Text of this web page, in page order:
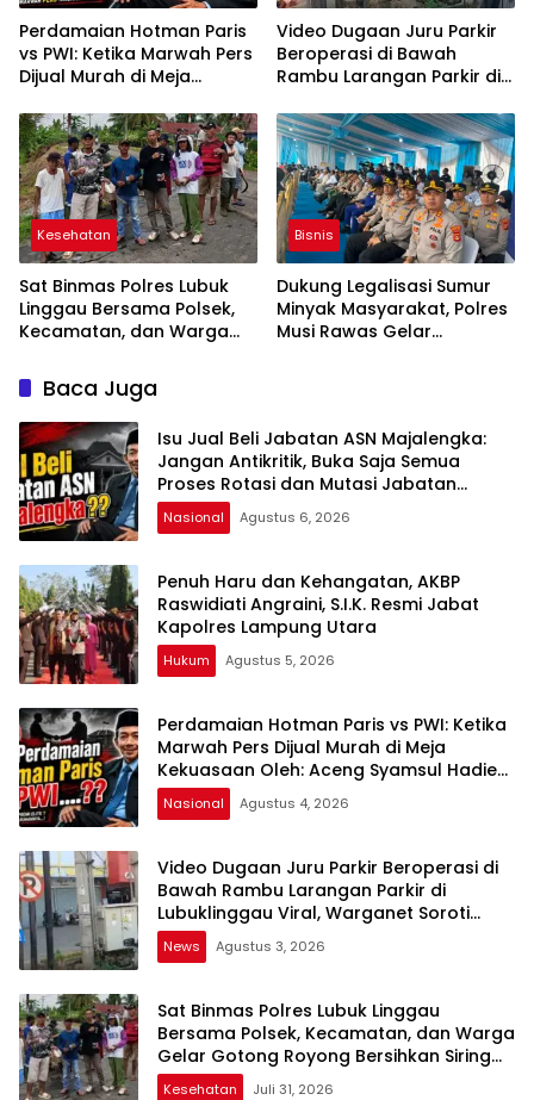
Perdamaian Hotman Paris
vs PWI: Ketika Marwah Pers
Dijual Murah di Meja
Syamsul Hadie (ASH)”
Video Dugaan Juru Parkir
Beroperasi di Bawah
Rambu Larangan Parkir di
Warganet Soroti Dugaan
Pelanggaran
Kesehatan
Sat Binmas Polres Lubuk
Linggau Bersama Polsek,
Kecamatan, dan Warga
Bersihkan Siring Agung
Bisnis
Dukung Legalisasi Sumur
Minyak Masyarakat, Polres
Musi Rawas Gelar
Baca Juga
Isu Jual Beli Jabatan ASN Majalengka:
Jangan Antikritik, Buka Saja Semua
Proses Rotasi dan Mutasi Jabatan
kepada Publik Oleh: Aceng Syamsul
Hadie, S.Sos., MM. Ketua Dewan Pembina
Nasional Agustus 6, 2026
Penuh Haru dan Kehangatan, AKBP
Raswidiati Angraini, S.I.K. Resmi Jabat
Kapolres Lampung Utara
Hukum Agustus 5, 2026
Perdamaian Hotman Paris vs PWI: Ketika
Marwah Pers Dijual Murah di Meja
Kekuasaan Oleh: Aceng Syamsul Hadie
(ASH)”
Nasional Agustus 4, 2026
Video Dugaan Juru Parkir Beroperasi di
Bawah Rambu Larangan Parkir di
Lubuklinggau Viral, Warganet Soroti
Dugaan Pelanggaran
News Agustus 3, 2026
Sat Binmas Polres Lubuk Linggau
Bersama Polsek, Kecamatan, dan Warga
Gelar Gotong Royong Bersihkan Siring
Agung
Kesehatan Juli 31, 2026